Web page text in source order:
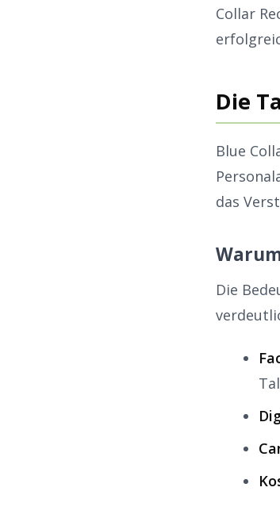
Collar
Die
Blue
das
Die